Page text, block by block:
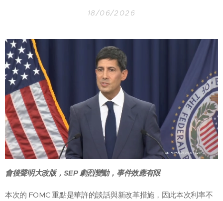
18/06/2026
會後聲明大改版，SEP 劇烈變動，事件效應有限
本次的 FOMC 重點是華許的談話與新改革措施，因此本次利率不